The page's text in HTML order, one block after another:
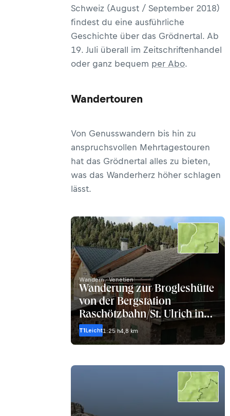
Schweiz (August / September 2018)
findest du eine ausführliche
Geschichte über das Grödnertal. Ab
19. Juli überall im Zeitschriftenhandel
oder ganz bequem per Abo.
Wandertouren
Von Genusswandern bis hin zu
anspruchsvollen Mehrtagestouren
hat das Grödnertal alles zu bieten,
was das Wanderherz höher schlagen
lässt.
Wandern · Venetien
Wanderung zur Brogleshütte
von der Bergstation
Raschötzbahn/St. Ulrich in
Gröden
T1Leicht1:25 h4,8 km